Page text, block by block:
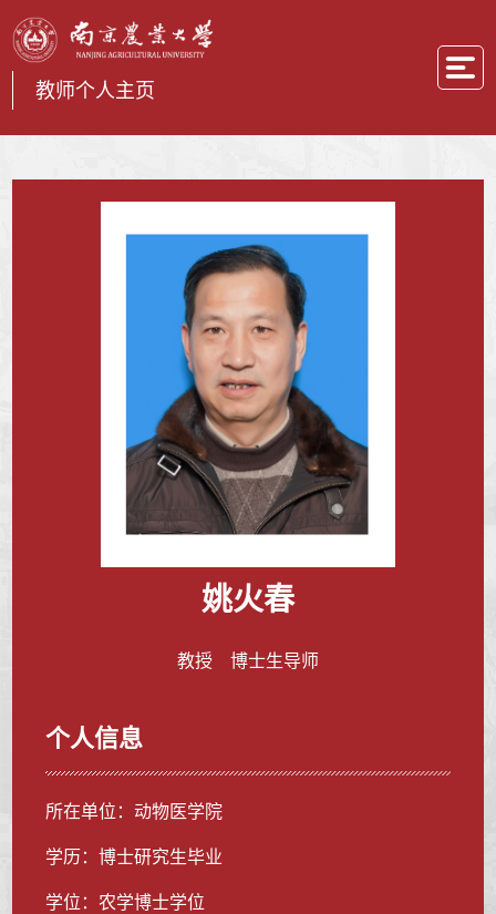
教师个人主页
姚火春
教授 博士生导师
个人信息
所在单位：动物医学院
学历：博士研究生毕业
学位：农学博士学位